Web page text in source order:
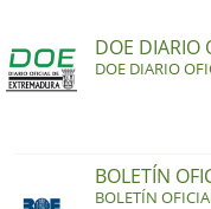
DOE DIARIO
DOE DIARIO
BOLETÍN
BOLETÍN